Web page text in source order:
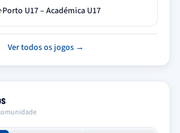
Porto U17 – Académica U17
Ver todos os jogos →